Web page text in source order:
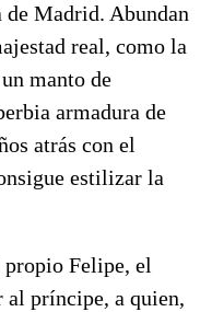
Madrid. Abundan
real, como la
manto de
armadura de
atrás con el
estilizar la
propio Felipe, el
al príncipe, a quien,